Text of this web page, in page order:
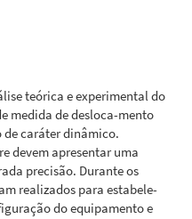
teórica e experimental do
medida de desloca-mento
caráter dinâmico.
devem apresentar uma
precisão. Durante os
realizados para estabele-
do equipamento e